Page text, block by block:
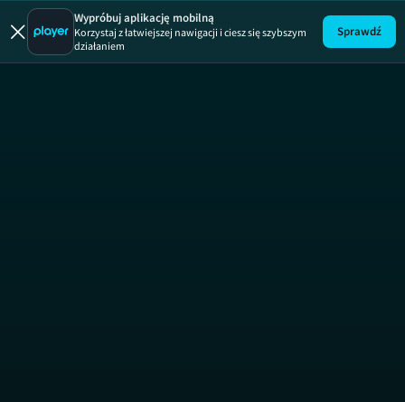
Motywy
Wypróbuj aplikację mobilną
Korzystaj z łatwiejszej nawigacji i ciesz się szybszym
działaniem
Sprawdź